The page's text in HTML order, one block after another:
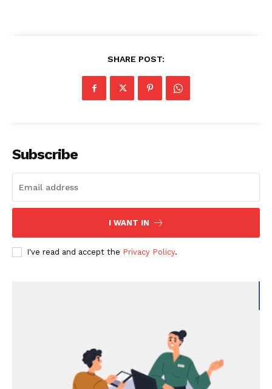
SHARE POST:
Subscribe
I WANT IN
I've read and accept the Privacy Policy.